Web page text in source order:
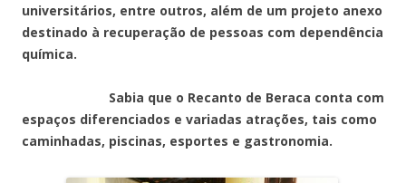
universitários, entre outros, além de um projeto anexo
destinado à recuperação de pessoas com dependência
química.
Sabia que o Recanto de Beraca conta com
espaços diferenciados e variadas atrações, tais como
caminhadas, piscinas, esportes e gastronomia.